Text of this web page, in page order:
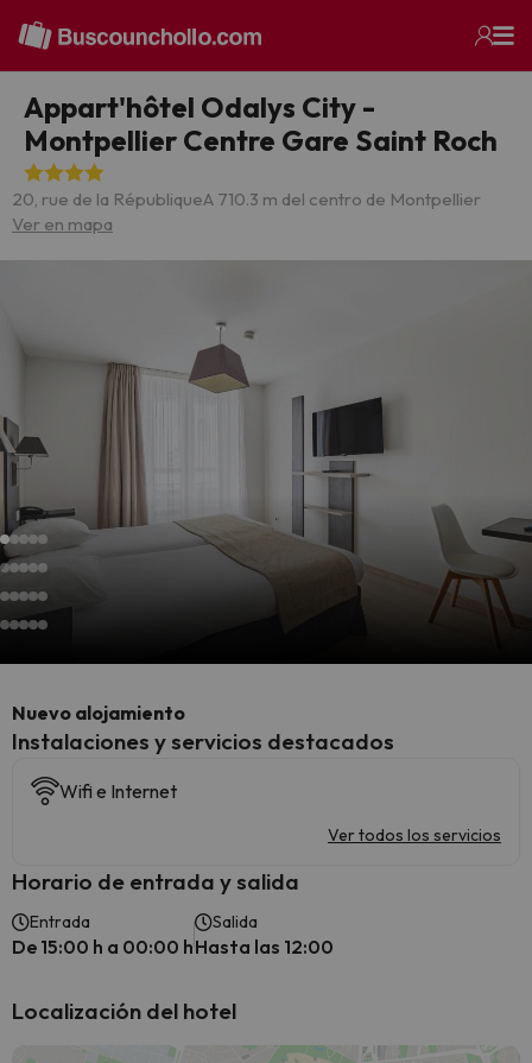
Appart'hôtel Odalys City -
Montpellier Centre Gare Saint Roch
20, rue de la RépubliqueA 710.3 m del centro de Montpellier
Ver en mapa
Nuevo alojamiento
Instalaciones y servicios destacados
Wifi e Internet
Ver todos los servicios
Horario de entrada y salida
Entrada
De 15:00 h a 00:00 h
Salida
Hasta las 12:00
Localización del hotel